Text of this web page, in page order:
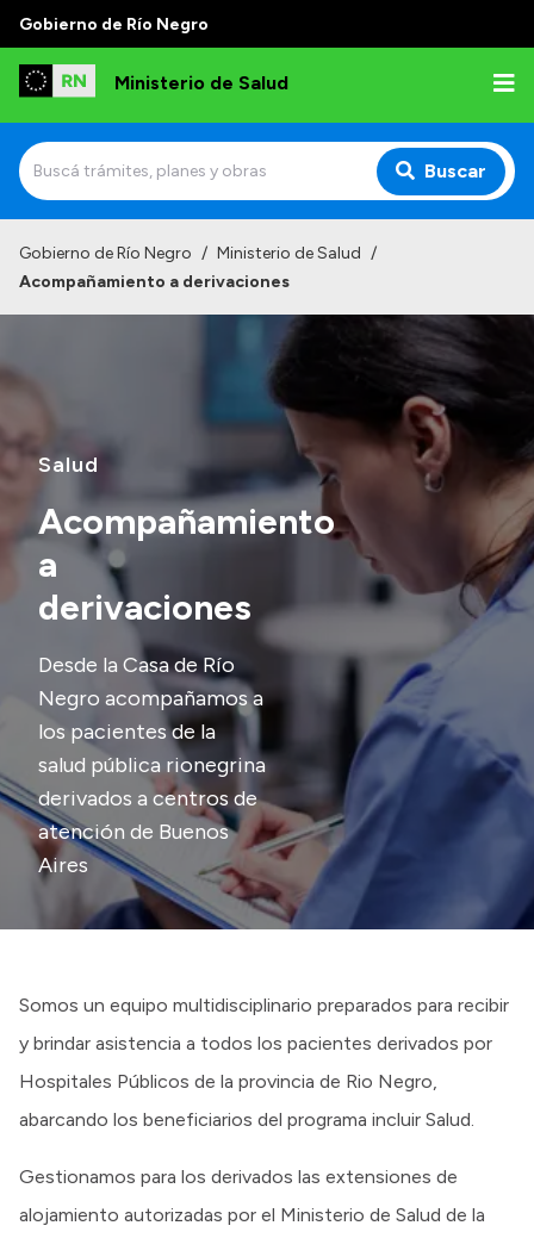
Gobierno de Río Negro
Ministerio de Salud
Buscar
Consejos locales
Transparencia
Presupuesto
Boletín Oficial
Compras y licitaciones
Consulta de expedientes
Consulta de pago a proveedores
Convocatorias
Intranet
Login
Gobierno de Río Negro / Ministerio de Salud /
Acompañamiento a derivaciones
Salud
Acompañamiento
a
derivaciones
Desde la Casa de Río
Negro acompañamos a
los pacientes de la
salud pública rionegrina
derivados a centros de
atención de Buenos
Aires
Somos un equipo multidisciplinario preparados para recibir
y brindar asistencia a todos los pacientes derivados por
Hospitales Públicos de la provincia de Rio Negro,
abarcando los beneficiarios del programa incluir Salud.
Gestionamos para los derivados las extensiones de
alojamiento autorizadas por el Ministerio de Salud de la